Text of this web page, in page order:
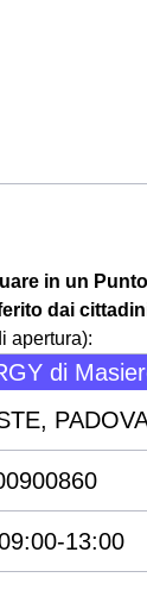
in un Punto
dai
apertura):
di
13:00